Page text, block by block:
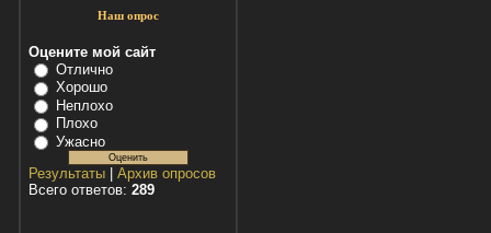
Наш опрос
Оцените мой сайт
Отлично
Хорошо
Неплохо
Плохо
Ужасно
Результаты| Архив опросов
Всего ответов: 289